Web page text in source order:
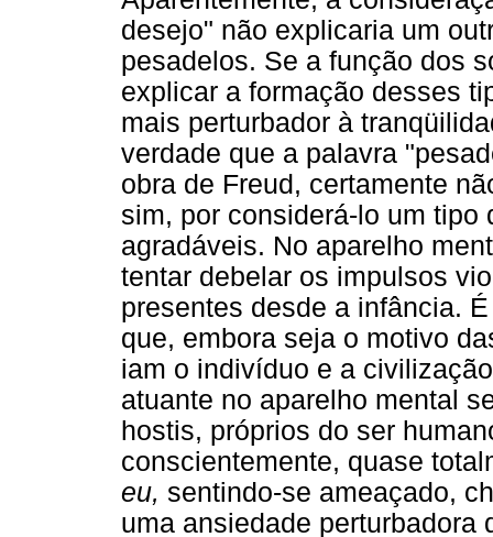
desejo" não explicaria um
pesadelos. Se a função dos
explicar a formação desses
mais perturbador à
verdade que a palavra
obra de Freud, certamente
sim, por considerá-lo um
agradáveis. No aparelho
tentar debelar os impulsos
presentes desde a infância.
que, embora seja o motivo
iam o indivíduo e a
atuante no aparelho mental
hostis, próprios do ser
conscientemente, quase
eu, sentindo-se ameaçado,
uma ansiedade perturbadora